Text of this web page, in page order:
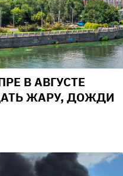
В АВГУСТЕ
ЖАРУ, ДОЖДИ